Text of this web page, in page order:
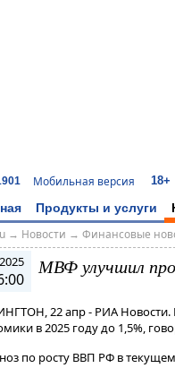
Мобильная версия 18+
Продукты и услуги
→ Новости → Финансовые
МВФ улучшил
22 апр - РИА
в 2025 году до 1,5%,
по росту ВВП РФ в